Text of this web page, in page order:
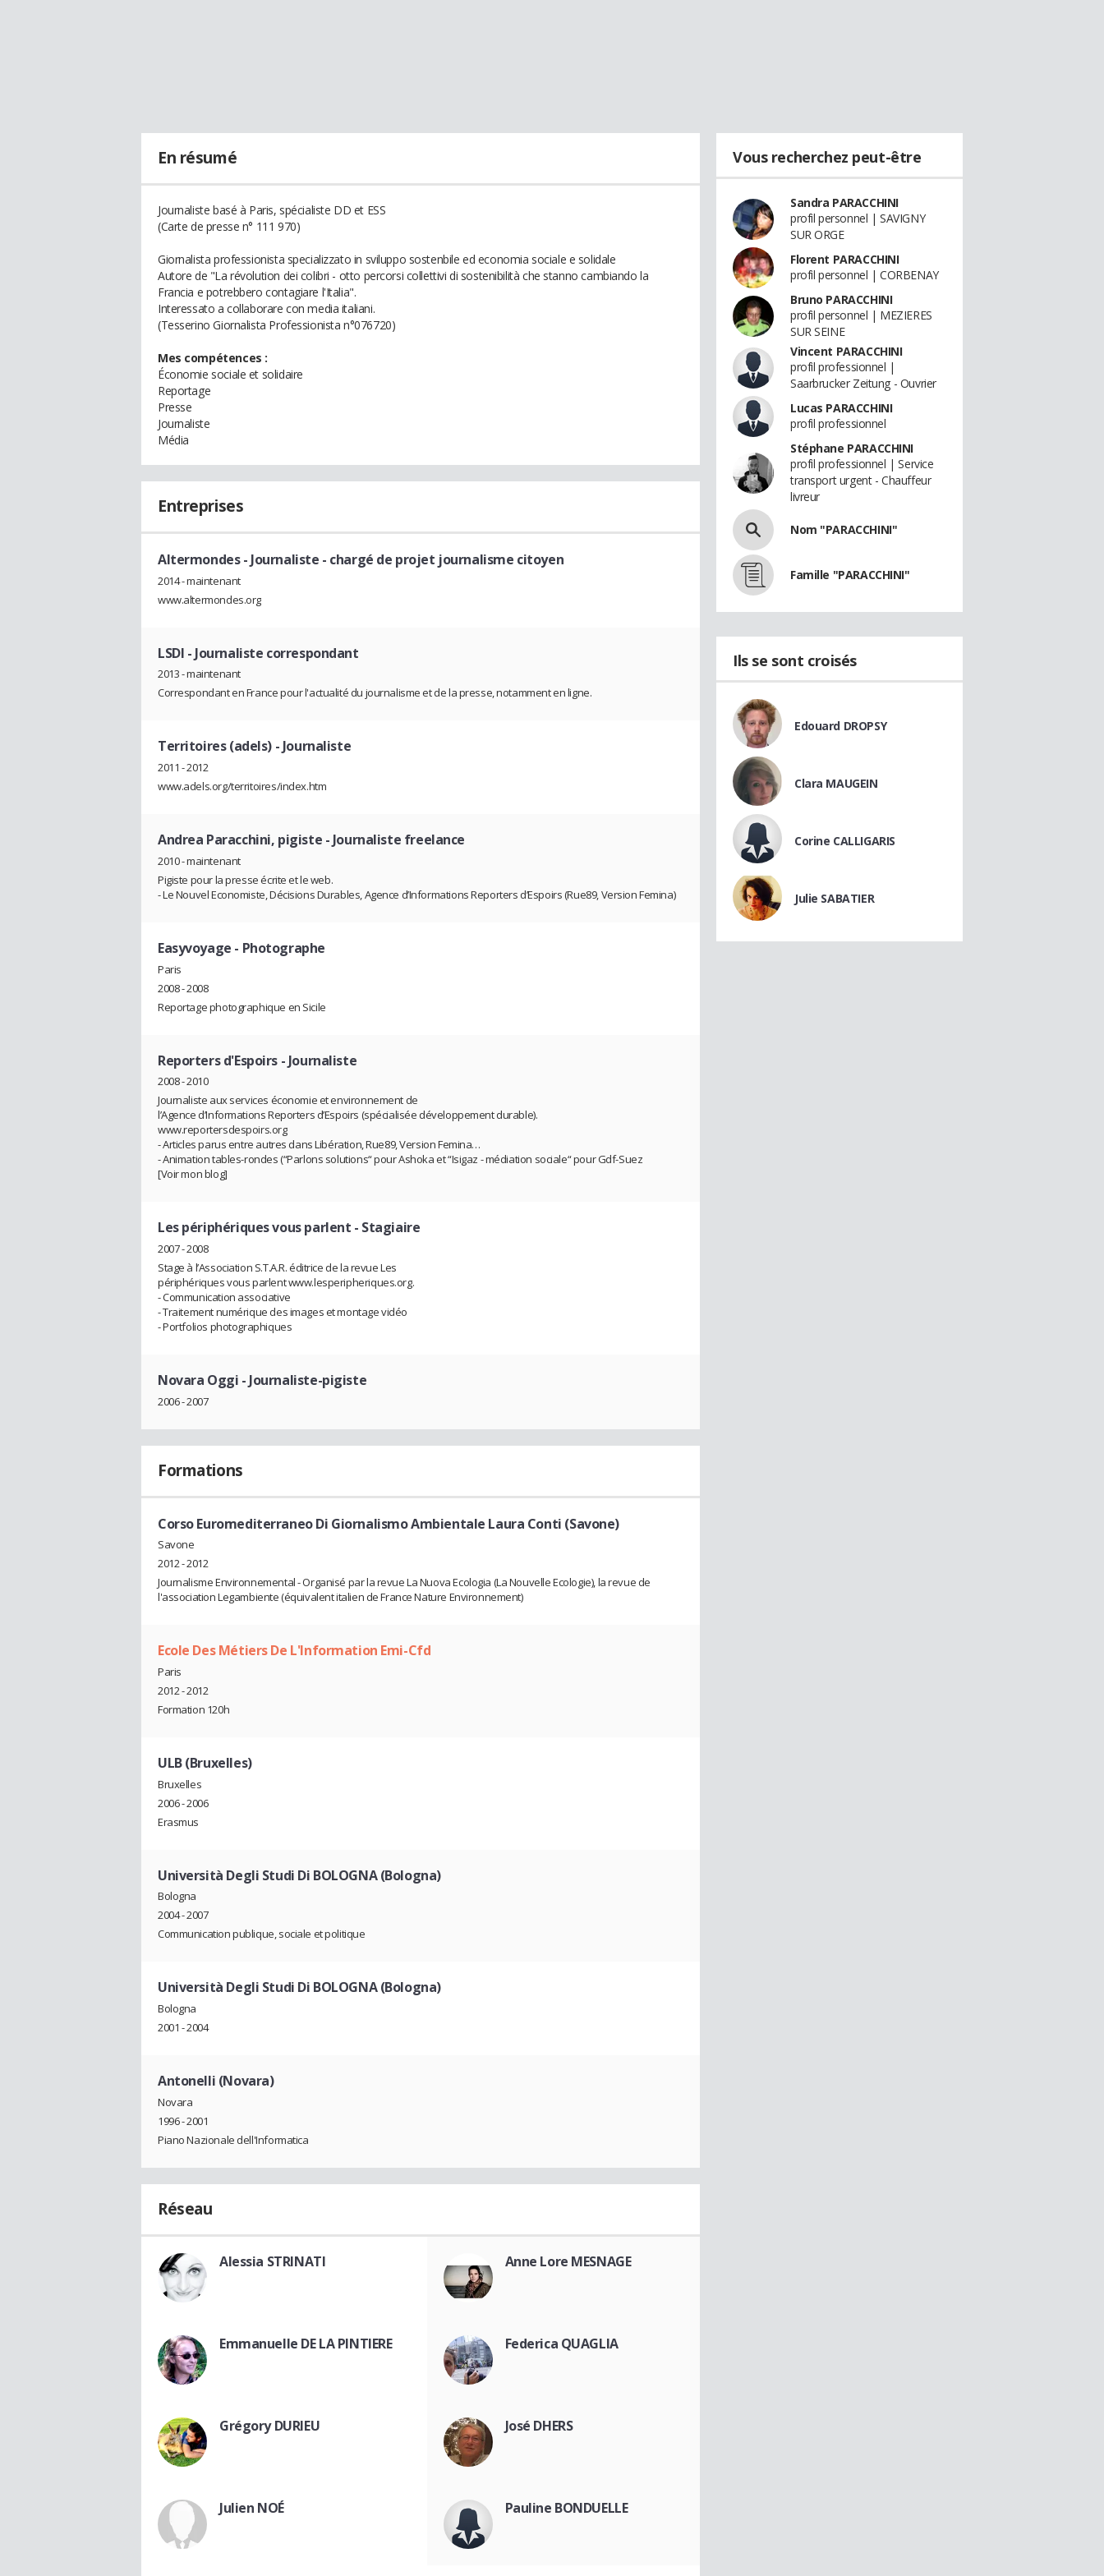
En résumé
Journaliste basé à Paris, spécialiste DD et ESS
(Carte de presse n° 111 970)
Giornalista professionista specializzato in sviluppo sostenbile ed economia sociale e solidale
Autore de "La révolution dei colibri - otto percorsi collettivi di sostenibilità che stanno cambiando la
Francia e potrebbero contagiare l'Italia".
Interessato a collaborare con media italiani.
(Tesserino Giornalista Professionista n°076720)
Mes compétences :
Économie sociale et solidaire
Reportage
Presse
Journaliste
Média
Entreprises
Altermondes- Journaliste - chargé de projet journalisme citoyen
2014 - maintenant
www.altermondes.org
LSDI - Journaliste correspondant
2013 - maintenant
Correspondant en France pour l'actualité du journalisme et de la presse, notamment en ligne.
Territoires (adels) - Journaliste
2011 - 2012
www.adels.org/territoires/index.htm
Andrea Paracchini, pigiste - Journaliste freelance
2010 - maintenant
Pigiste pour la presse écrite et le web.
- Le Nouvel Economiste, Décisions Durables, Agence d’Informations Reporters d’Espoirs (Rue89, Version Femina)
Easyvoyage - Photographe
Paris
2008 - 2008
Reportage photographique en Sicile
Reporters d'Espoirs - Journaliste
2008 - 2010
Journaliste aux services économie et environnement de
l’Agence d’Informations Reporters d’Espoirs (spécialisée développement durable).
www.reportersdespoirs.org
- Articles parus entre autres dans Libération, Rue89, Version Femina…
- Animation tables-rondes (“Parlons solutions“ pour Ashoka et “Isigaz - médiation sociale“ pour Gdf-Suez
[Voir mon blog]
Les périphériques vous parlent - Stagiaire
2007 - 2008
Stage à l’Association S.T.A.R. éditrice de la revue Les
périphériques vous parlent www.lesperipheriques.org.
- Communication associative
- Traitement numérique des images et montage vidéo
- Portfolios photographiques
Novara Oggi - Journaliste-pigiste
2006 - 2007
Formations
Corso Euromediterraneo Di Giornalismo Ambientale Laura Conti (Savone)
Savone
2012 - 2012
Journalisme Environnemental - Organisé par la revue La Nuova Ecologia (La Nouvelle Ecologie), la revue de
l'association Legambiente (équivalent italien de France Nature Environnement)
Ecole Des Métiers De L'Information Emi-Cfd
Paris
2012 - 2012
Formation 120h
ULB (Bruxelles)
Bruxelles
2006 - 2006
Erasmus
Università Degli Studi Di BOLOGNA (Bologna)
Bologna
2004 - 2007
Communication publique, sociale et politique
Università Degli Studi Di BOLOGNA (Bologna)
Bologna
2001 - 2004
Antonelli (Novara)
Novara
1996 - 2001
Piano Nazionale dell'Informatica
Réseau
Alessia STRINATI Anne Lore MESNAGE
Emmanuelle DE LA PINTIERE Federica QUAGLIA
Grégory DURIEU José DHERS
Julien NOÉ Pauline BONDUELLE
Vous recherchez peut-être
Sandra PARACCHINI
profil personnel | SAVIGNY
SUR ORGE
Florent PARACCHINI
profil personnel | CORBENAY
Bruno PARACCHINI
profil personnel | MEZIERES
SUR SEINE
Vincent PARACCHINI
profil professionnel |
Saarbrucker Zeitung - Ouvrier
Lucas PARACCHINI
profil professionnel
Stéphane PARACCHINI
profil professionnel | Service
transport urgent - Chauffeur
livreur
Nom "PARACCHINI"
Famille "PARACCHINI"
Ils se sont croisés
Edouard DROPSY
Clara MAUGEIN
Corine CALLIGARIS
Julie SABATIER